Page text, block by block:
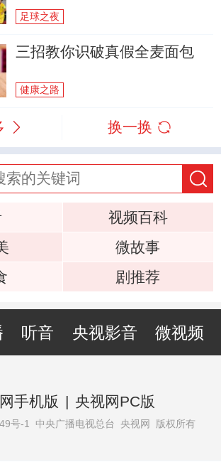
足球之夜
三招教你识破真假全麦面包
健康之路
换一换
视频百科
微故事
剧推荐
听音 央视影音 微视频
手机版 | 央视网PC版
号-1 中央广播电视总台 央视网 版权所有